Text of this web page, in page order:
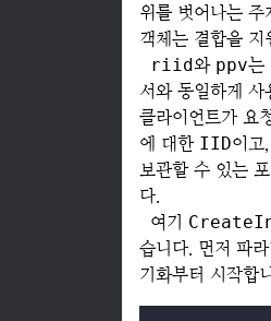
위를 벗어나는 주
객체는 결합을 지
riid와 ppv는
서와 동일하게
클라이언트가 요
에 대한 IID이고
보관할 수 있는
다.
여기
습니다. 먼저 파
기화부터 시작합